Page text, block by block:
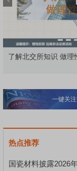
了解北交所知识 做理
一键关
热点推荐
国瓷材料披露2026